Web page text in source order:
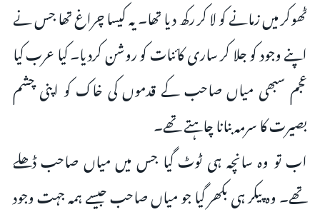
ٹھوکر میں زمانے کو لا کر رکھ دیا تھا۔ یہ کیسا چراغ تھا جس نے
اپنے وجود کو جلا کر ساری کائنات کو روشن کردیا۔ کیا عرب کیا
عجم سبھی میاں صاحب کے قدموں کی خاک کو اپنی چشم
بصیرت کا سرمہ بنانا چاہتے تھے۔
اب تو وہ سانچہ ہی ٹوٹ گیا جس میں میاں صاحب ڈھلے
تھے۔ وہ پیکر ہی بکھر گیا جو میاں صاحب جیسے ہمہ جہت وجود